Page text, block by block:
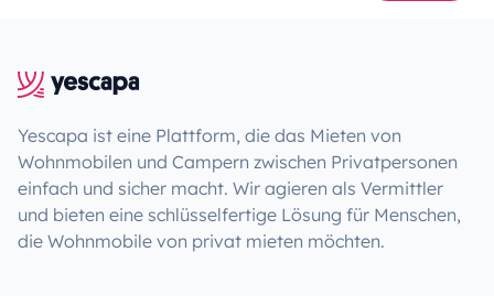
Yescapa ist eine Plattform, die das Mieten von
Wohnmobilen und Campern zwischen Privatpersonen
einfach und sicher macht. Wir agieren als Vermittler
und bieten eine schlüsselfertige Lösung für Menschen,
die Wohnmobile von privat mieten möchten.